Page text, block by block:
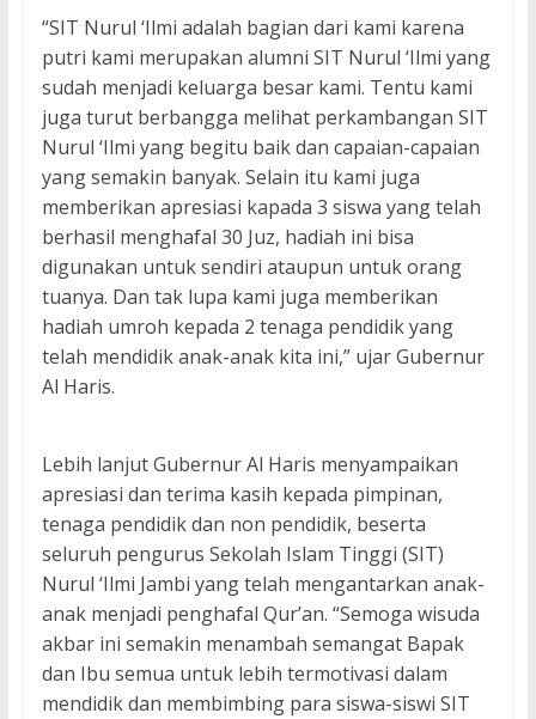
“SIT Nurul ‘Ilmi adalah bagian dari kami karena
putri kami merupakan alumni SIT Nurul ‘Ilmi yang
sudah menjadi keluarga besar kami. Tentu kami
juga turut berbangga melihat perkambangan SIT
Nurul ‘Ilmi yang begitu baik dan capaian-capaian
yang semakin banyak. Selain itu kami juga
memberikan apresiasi kapada 3 siswa yang telah
berhasil menghafal 30 Juz, hadiah ini bisa
digunakan untuk sendiri ataupun untuk orang
tuanya. Dan tak lupa kami juga memberikan
hadiah umroh kepada 2 tenaga pendidik yang
telah mendidik anak-anak kita ini,” ujar Gubernur
Al Haris.
Lebih lanjut Gubernur Al Haris menyampaikan
apresiasi dan terima kasih kepada pimpinan,
tenaga pendidik dan non pendidik, beserta
seluruh pengurus Sekolah Islam Tinggi (SIT)
Nurul ‘Ilmi Jambi yang telah mengantarkan anak-
anak menjadi penghafal Qur’an. “Semoga wisuda
akbar ini semakin menambah semangat Bapak
dan Ibu semua untuk lebih termotivasi dalam
mendidik dan membimbing para siswa-siswi SIT